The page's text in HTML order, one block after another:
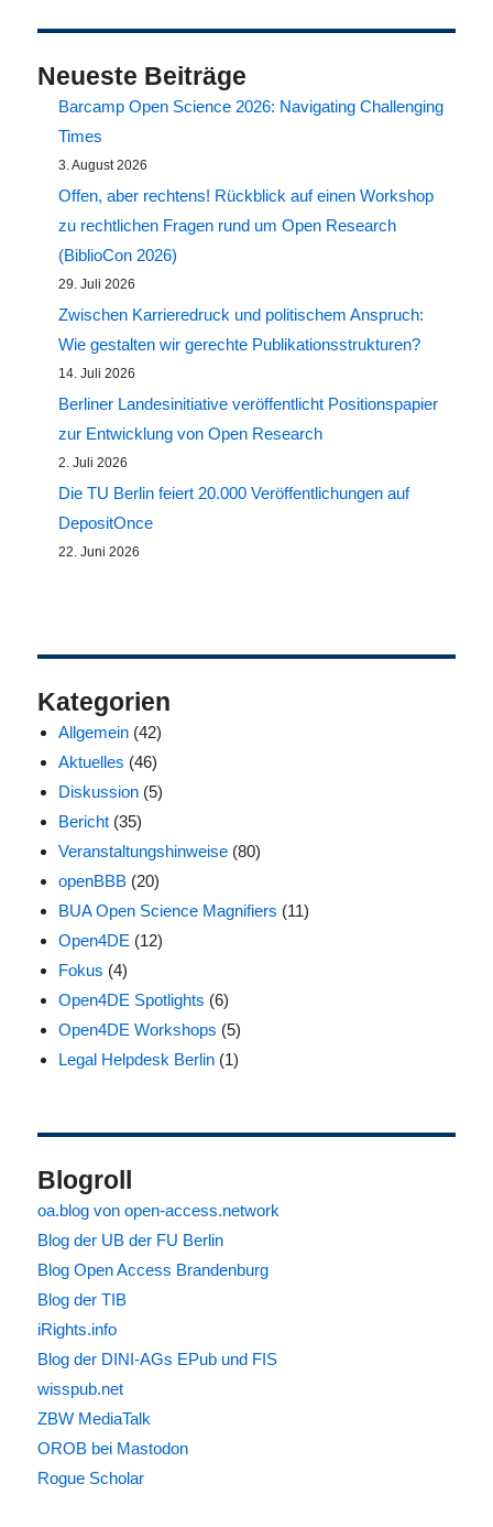
Neueste Beiträge
Barcamp Open Science 2026: Navigating Challenging
Times
3. August 2026
Offen, aber rechtens! Rückblick auf einen Workshop
zu rechtlichen Fragen rund um Open Research
(BiblioCon 2026)
29. Juli 2026
Zwischen Karrieredruck und politischem Anspruch:
Wie gestalten wir gerechte Publikationsstrukturen?
14. Juli 2026
Berliner Landesinitiative veröffentlicht Positionspapier
zur Entwicklung von Open Research
2. Juli 2026
Die TU Berlin feiert 20.000 Veröffentlichungen auf
DepositOnce
22. Juni 2026
Kategorien
Allgemein (42)
Aktuelles (46)
Diskussion (5)
Bericht (35)
Veranstaltungshinweise (80)
openBBB (20)
BUA Open Science Magnifiers (11)
Open4DE (12)
Fokus (4)
Open4DE Spotlights (6)
Open4DE Workshops (5)
Legal Helpdesk Berlin (1)
Blogroll
oa.blog von open-access.network
Blog der UB der FU Berlin
Blog Open Access Brandenburg
Blog der TIB
iRights.info
Blog der DINI-AGs EPub und FIS
wisspub.net
ZBW MediaTalk
OROB bei Mastodon
Rogue Scholar